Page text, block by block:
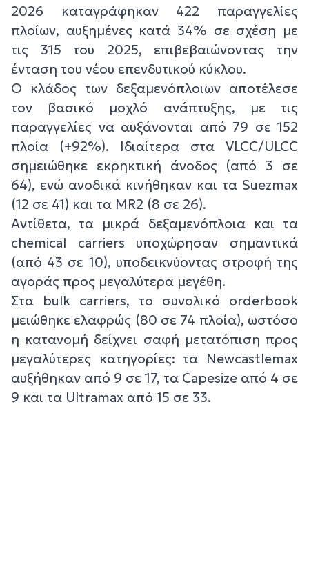
2026 καταγράφηκαν 422 παραγγελίες
πλοίων, αυξημένες κατά 34% σε σχέση με
τις 315 του 2025, επιβεβαιώνοντας την
ένταση του νέου επενδυτικού κύκλου.
Ο κλάδος των δεξαμενόπλοιων αποτέλεσε
τον βασικό μοχλό ανάπτυξης, με τις
παραγγελίες να αυξάνονται από 79 σε 152
πλοία (+92%). Ιδιαίτερα στα VLCC/ULCC
σημειώθηκε εκρηκτική άνοδος (από 3 σε
64), ενώ ανοδικά κινήθηκαν και τα Suezmax
(12 σε 41) και τα MR2 (8 σε 26).
Αντίθετα, τα μικρά δεξαμενόπλοια και τα
chemical carriers υποχώρησαν σημαντικά
(από 43 σε 10), υποδεικνύοντας στροφή της
αγοράς προς μεγαλύτερα μεγέθη.
Στα bulk carriers, το συνολικό orderbook
μειώθηκε ελαφρώς (80 σε 74 πλοία), ωστόσο
η κατανομή δείχνει σαφή μετατόπιση προς
μεγαλύτερες κατηγορίες: τα Newcastlemax
αυξήθηκαν από 9 σε 17, τα Capesize από 4 σε
9 και τα Ultramax από 15 σε 33.